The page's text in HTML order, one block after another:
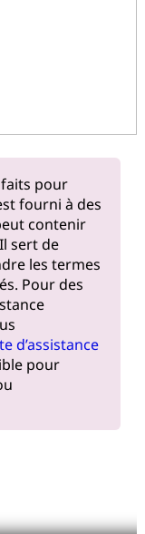
pour
fourni à des
contenir
sert de
les termes
Pour des
d’assistance
pour